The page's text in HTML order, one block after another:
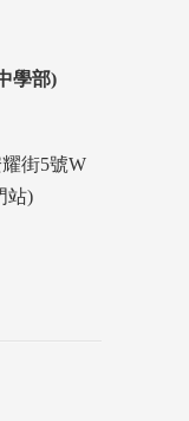
學部)
街5號W
站)